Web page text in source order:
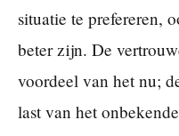
situatie te prefereren,
beter zijn. De
voordeel van het nu;
last van het